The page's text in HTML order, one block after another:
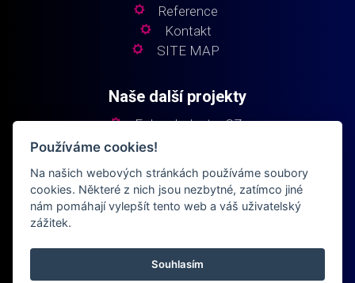
Reference
Kontakt
SITE MAP
Naše další projekty
Fokus Industry CZ
Fokus Industry SK
Fokus Building
Používáme cookies!
Na našich webových stránkách používáme soubory
cookies. Některé z nich jsou nezbytné, zatímco jiné
nám pomáhají vylepšít tento web a váš uživatelský
zážitek.
Souhlasím